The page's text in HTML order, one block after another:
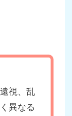
視、乱
異なる